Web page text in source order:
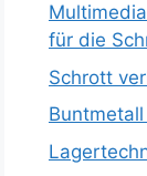
für die
Schrott